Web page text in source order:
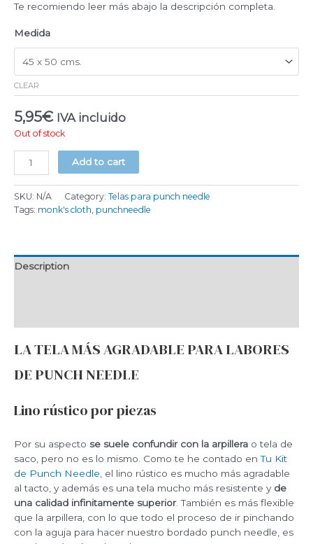
Te recomiendo leer más abajo la descripción completa.
Medida
CLEAR
5,95€ IVA incluido
Out of stock
para
bordado
punch
Add to cart
SKU: N/A Category: Telas para punch needle
Tags: monk's cloth punchneedle
Description
LA TELA MÁS AGRADABLE PARA LABORES
DE PUNCH NEEDLE
Lino rústico por piezas
Por su aspecto se suele confundir con la arpillera o tela de
saco, pero no es lo mismo. Como te he contado enTu Kit
de Punch Needle , el lino rústico es mucho más agradable
al tacto, y además es una tela mucho más resistente y de
una calidad infinitamente superior. También es más flexible
que la arpillera, con lo que todo el proceso de ir pinchando
con la aguja para hacer nuestro bordado punch needle, es